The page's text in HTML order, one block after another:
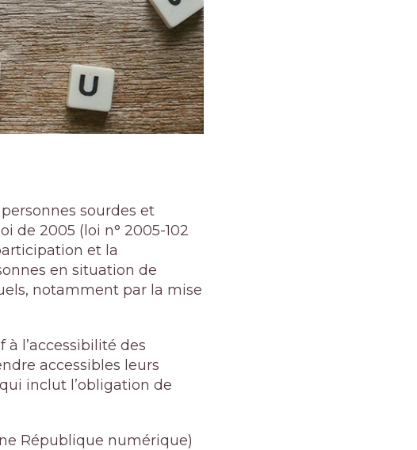
sourdes et
de 2005 ( loi n° 2005-102
et la
en situation de
notamment par la mise
à l’accessibilité des
accessibles leurs
inclut l’obligation de
République numérique)